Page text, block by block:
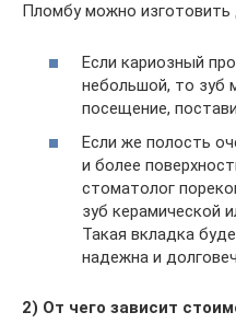
Пломбу можно изготовить
Если кариозный
небольшой, то зуб
посещение,
Если же полость
и более
стоматолог
зуб керамической
Такая вкладка
надежна и
2) От чего зависит